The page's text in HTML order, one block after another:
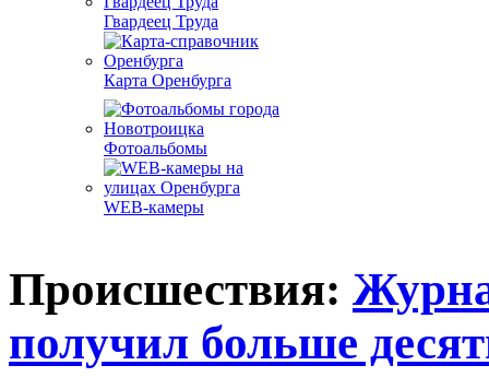
Гвардеец Труда
Карта Оренбурга
Фотоальбомы
WEB-камеры
Происшествия:
получил больше